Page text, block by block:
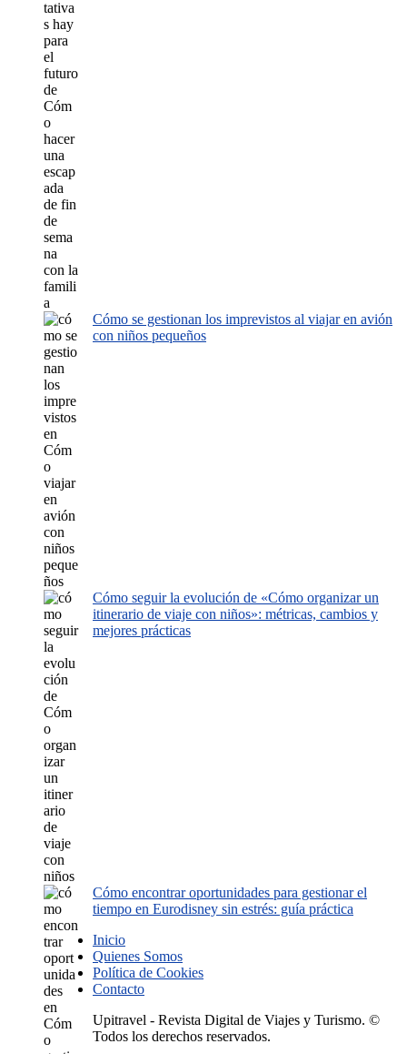
Cómo se gestionan los imprevistos al viajar en avión
con niños pequeños
Cómo seguir la evolución de «Cómo organizar un
itinerario de viaje con niños»: métricas, cambios y
mejores prácticas
Cómo encontrar oportunidades para gestionar el
tiempo en Eurodisney sin estrés: guía práctica
Inicio
Quienes Somos
Política de Cookies
Contacto
Upitravel - Revista Digital de Viajes y Turismo. ©
Todos los derechos reservados.